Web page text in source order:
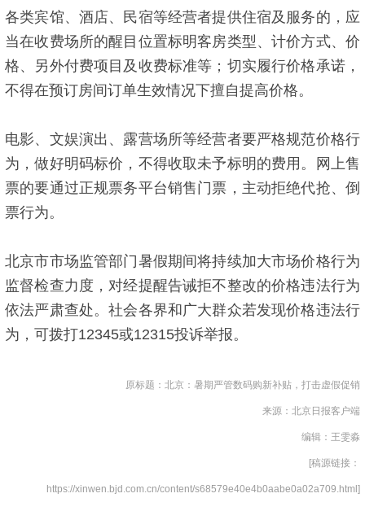
各类宾馆、酒店、民宿等经营者提供住宿及服务的，应
当在收费场所的醒目位置标明客房类型、计价方式、价
格、另外付费项目及收费标准等；切实履行价格承诺，
不得在预订房间订单生效情况下擅自提高价格。
电影、文娱演出、露营场所等经营者要严格规范价格行
为，做好明码标价，不得收取未予标明的费用。网上售
票的要通过正规票务平台销售门票，主动拒绝代抢、倒
票行为。
北京市市场监管部门暑假期间将持续加大市场价格行为
监督检查力度，对经提醒告诫拒不整改的价格违法行为
依法严肃查处。社会各界和广大群众若发现价格违法行
为，可拨打12345或12315投诉举报。
原标题：北京：暑期严管数码购新补贴，打击虚假促销
来源：北京日报客户端
编辑：王雯淼
[稿源链接：
https://xinwen.bjd.com.cn/content/s68579e40e4b0aabe0a02a709.html]